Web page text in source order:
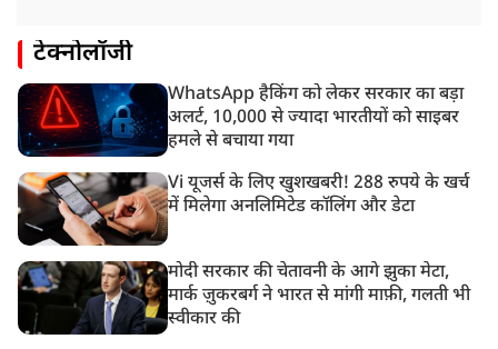
टेक्नोलॉजी
WhatsApp हैकिंग को लेकर सरकार का बड़ा
अलर्ट, 10,000 से ज्यादा भारतीयों को साइबर
हमले से बचाया गया
Vi यूजर्स के लिए खुशखबरी! 288 रुपये के खर्च
में मिलेगा अनलिमिटेड कॉलिंग और डेटा
मोदी सरकार की चेतावनी के आगे झुका मेटा,
मार्क ज़ुकरबर्ग ने भारत से मांगी माफ़ी, गलती भी
स्वीकार की